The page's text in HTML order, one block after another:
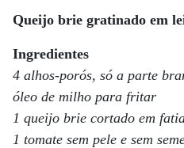
Queijo brie gratinado em
Ingredientes
4 alhos-porós, só a parte
óleo de milho para fritar
1 queijo brie cortado em
1 tomate sem pele e sem